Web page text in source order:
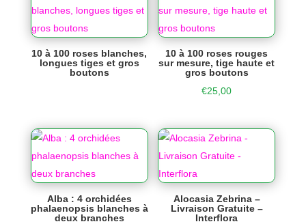
10 à 100 roses blanches,
longues tiges et gros
boutons
10 à 100 roses rouges
sur mesure, tige haute et
gros boutons
€25,00
Alba : 4 orchidées
phalaenopsis blanches à
deux branches
Alocasia Zebrina –
Livraison Gratuite –
Interflora